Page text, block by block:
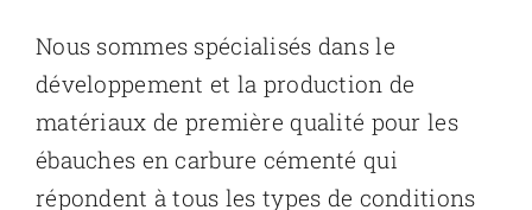
Nous sommes spécialisés dans le
développement et la production de
matériaux de première qualité pour les
ébauches en carbure cémenté qui
répondent à tous les types de conditions